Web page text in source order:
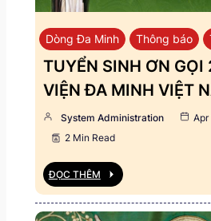
Dòng Đa Minh Thông báo
TUYỂN SINH ƠN
VIỆN ĐA MINH VIỆT
System Administration
Apr
2 Min Read
ĐỌC THÊM